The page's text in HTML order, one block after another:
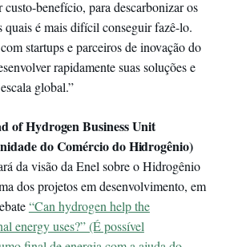
benefício, para descarbonizar os
quais é mais difícil conseguir fazê-lo.
startups e parceiros de inovação do
rapidamente suas soluções e
global.”
of Hydrogen Business Unit
do Comércio do Hidrogênio)
da visão da Enel sobre o Hidrogênio
dos projetos em desenvolvimento, em
“Can hydrogen help the
energy uses?” (É possível